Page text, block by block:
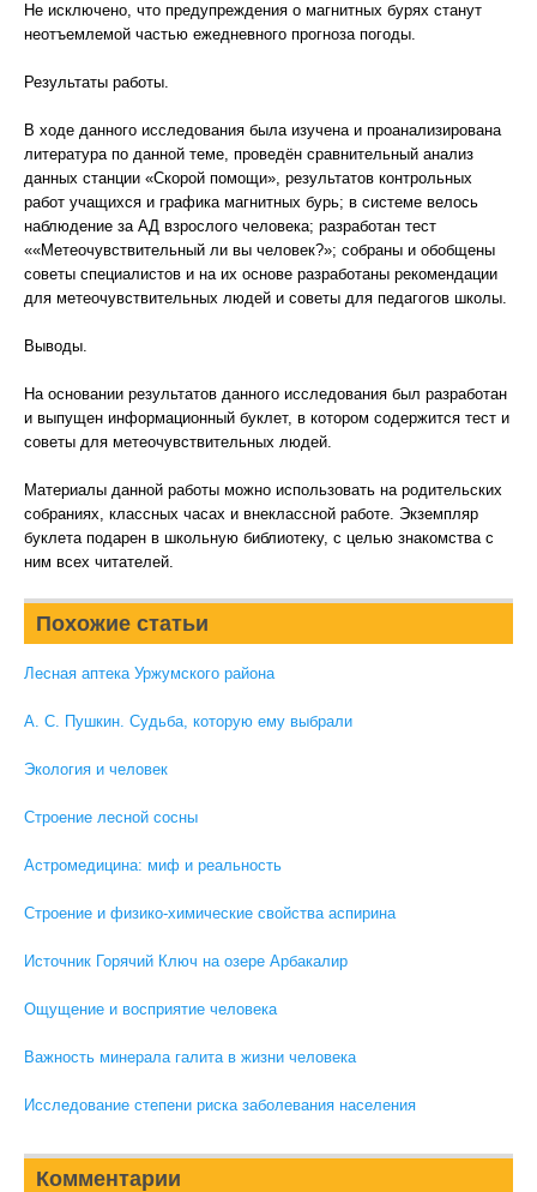
Не исключено, что предупреждения о магнитных бурях станут
неотъемлемой частью ежедневного прогноза погоды.
Результаты работы.
В ходе данного исследования была изучена и проанализирована
литература по данной теме, проведён сравнительный анализ
данных станции «Скорой помощи», результатов контрольных
работ учащихся и графика магнитных бурь; в системе велось
наблюдение за АД взрослого человека; разработан тест
««Метеочувствительный ли вы человек?»; собраны и обобщены
советы специалистов и на их основе разработаны рекомендации
для метеочувствительных людей и советы для педагогов школы.
Выводы.
На основании результатов данного исследования был разработан
и выпущен информационный буклет, в котором содержится тест и
советы для метеочувствительных людей.
Материалы данной работы можно использовать на родительских
собраниях, классных часах и внеклассной работе. Экземпляр
буклета подарен в школьную библиотеку, с целью знакомства с
ним всех читателей.
Похожие статьи
Лесная аптека Уржумского района
А. С. Пушкин. Судьба, которую ему выбрали
Экология и человек
Строение лесной сосны
Астромедицина: миф и реальность
Строение и физико-химические свойства аспирина
Источник Горячий Ключ на озере Арбакалир
Ощущение и восприятие человека
Важность минерала галита в жизни человека
Исследование степени риска заболевания населения
Комментарии